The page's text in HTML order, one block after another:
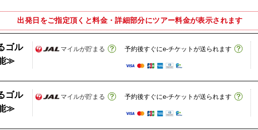
出発日をご指定頂くと料金・詳細部分にツアー料金が表示されます
ゴル
≫
マイルが貯まる
予約後すぐにe-チケットが送られます
ゴル
≫
マイルが貯まる
予約後すぐにe-チケットが送られます